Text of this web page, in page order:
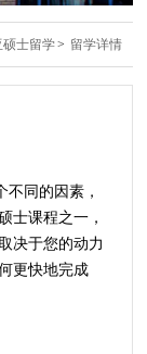
硕士留学> 留学详情
同的因素，
士课程之一，
决于您的动力
更快地完成